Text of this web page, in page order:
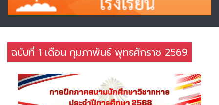
ฉบับที่ 1 เดือน กุมภาพันธ์ พุทธศักราช 2569